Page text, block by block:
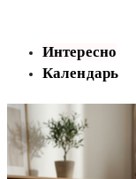
Интересно
Календарь